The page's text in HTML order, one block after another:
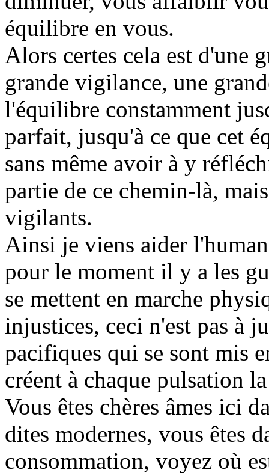
équilibre en vous.
Alors certes cela est d'une
grande vigilance, une
l'équilibre constamment
parfait, jusqu'à ce que cet
sans même avoir à y
partie de ce chemin-là,
vigilants.
Ainsi je viens aider
pour le moment il y a les
se mettent en marche
injustices, ceci n'est pas à
pacifiques qui se sont mis
créent à chaque pulsation
Vous êtes chères âmes ici
dites modernes, vous êtes
consommation, voyez où